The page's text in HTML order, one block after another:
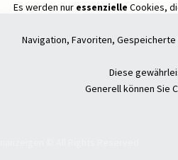
Es werden nur essenzielle Cookies,
Navigation, Favoriten,
Diese
Generell können Sie